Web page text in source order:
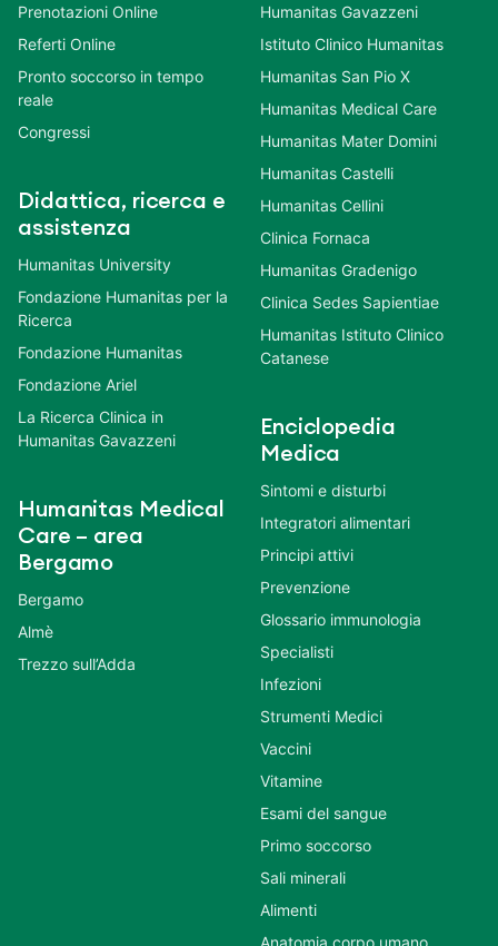
Prenotazioni Online
Referti Online
Pronto soccorso in tempo
reale
Congressi
Didattica, ricerca e
assistenza
Humanitas University
Fondazione Humanitas per la
Ricerca
Fondazione Humanitas
Fondazione Ariel
La Ricerca Clinica in
Humanitas Gavazzeni
Humanitas Medical
Care – area
Bergamo
Bergamo
Almè
Trezzo sull’Adda
Humanitas Gavazzeni
Istituto Clinico Humanitas
Humanitas San Pio X
Humanitas Medical Care
Humanitas Mater Domini
Humanitas Castelli
Humanitas Cellini
Clinica Fornaca
Humanitas Gradenigo
Clinica Sedes Sapientiae
Humanitas Istituto Clinico
Catanese
Enciclopedia
Medica
Sintomi e disturbi
Integratori alimentari
Principi attivi
Prevenzione
Glossario immunologia
Specialisti
Infezioni
Strumenti Medici
Vaccini
Vitamine
Esami del sangue
Primo soccorso
Sali minerali
Alimenti
Anatomia corpo umano